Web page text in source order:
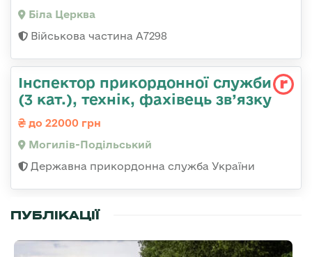
Біла Церква
Військова частина А7298
Інспектор прикордонної служби
(3 кат.), технік, фахівець зв’язку
до 22000 грн
Могилів-Подільський
Державна прикордонна служба України
ПУБЛІКАЦІЇ